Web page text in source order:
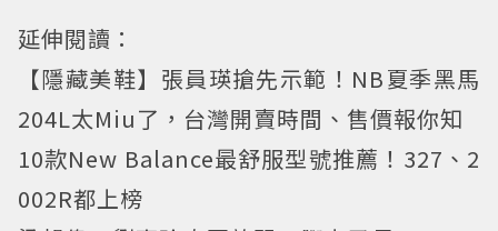
延伸閱讀：
【隱藏美鞋】張員瑛搶先示範！NB夏季黑馬
204L太Miu了，台灣開賣時間、售價報你知
10款New Balance最舒服型號推薦！327、2
002R都上榜